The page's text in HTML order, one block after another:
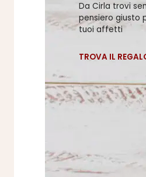
Da Cirla trovi
pensiero giusto
tuoi affetti
TROVA IL